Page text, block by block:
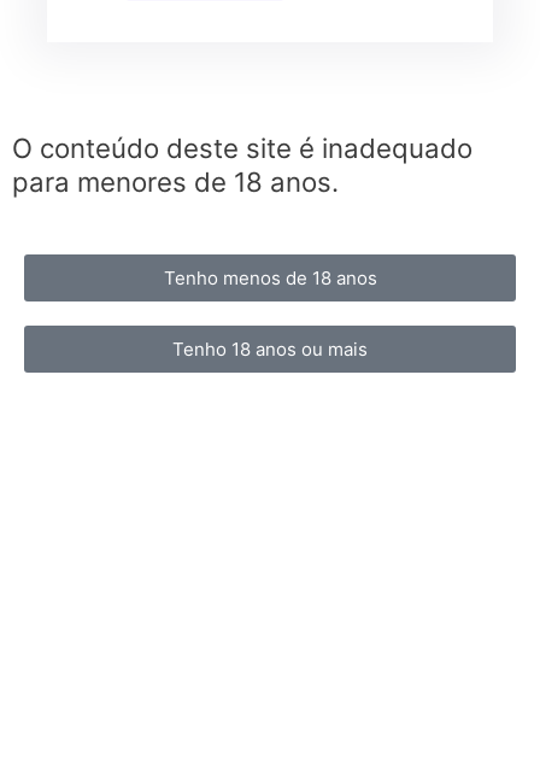
O conteúdo deste site é inadequado
para menores de 18 anos.
Tenho menos de 18 anos
Tenho 18 anos ou mais